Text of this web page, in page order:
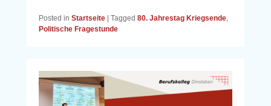
Posted in Startseite Tagged 80. Jahrestag Kriegsende,
Politische Fragestunde